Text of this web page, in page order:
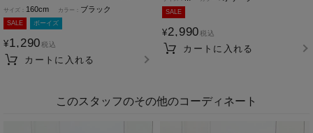
カー キッズ
160cm ブラック
SALE ボーイズ
¥1,290 税込
カートに入れる
SALE
¥2,990 税込
カートに入れる
このスタッフのその他のコーディネート